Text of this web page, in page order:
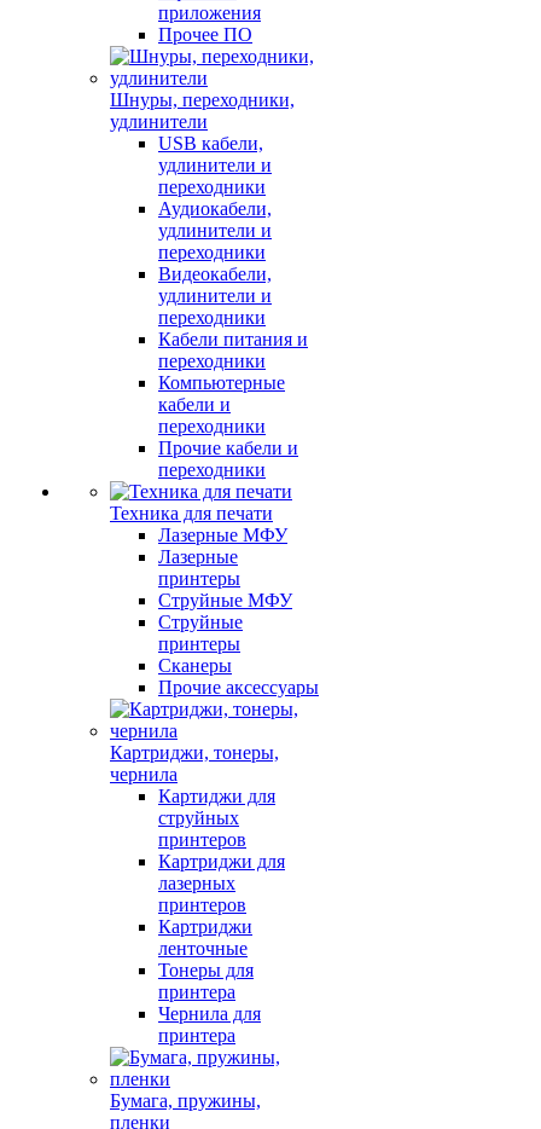
приложения
Прочее ПО
Шнуры, переходники,
удлинители
USB кабели,
удлинители и
переходники
Аудиокабели,
удлинители и
переходники
Видеокабели,
удлинители и
переходники
Кабели питания и
переходники
Компьютерные
кабели и
переходники
Прочие кабели и
переходники
Техника для печати
Лазерные МФУ
Лазерные
принтеры
Струйные МФУ
Струйные
принтеры
Сканеры
Прочие аксессуары
Картриджи, тонеры,
чернила
Картиджи для
струйных
принтеров
Картриджи для
лазерных
принтеров
Картриджи
ленточные
Тонеры для
принтера
Чернила для
принтера
Бумага, пружины,
пленки